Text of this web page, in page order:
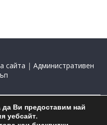
сайта |Административен
наНиколай Комнев
да Ви предоставим най
уебсайт.